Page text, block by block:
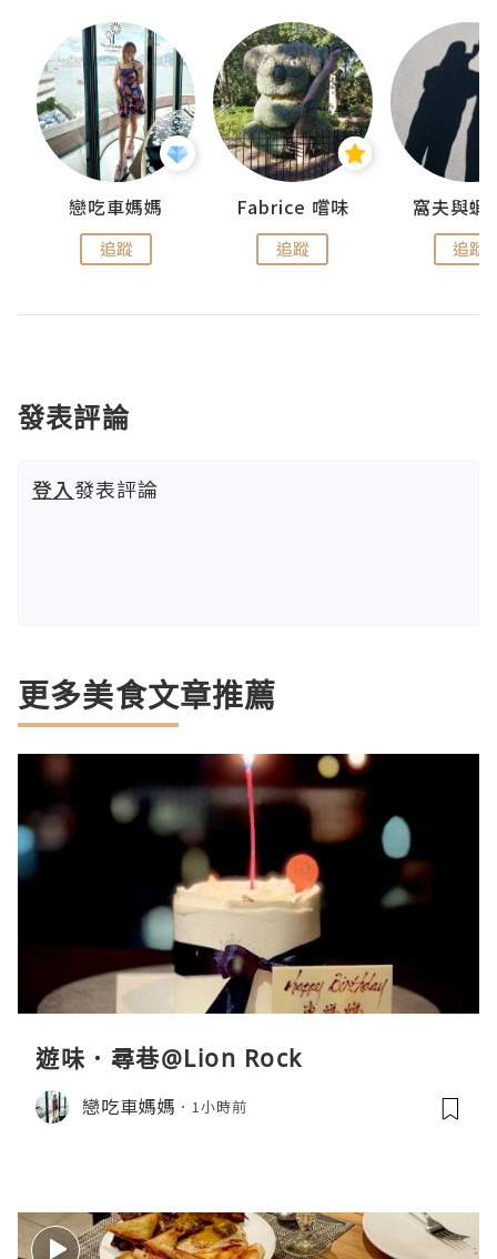
戀吃車媽媽
追蹤
Fabrice 嚐味
追蹤
窩夫與蝦
追蹤
發表評論
登入發表評論
更多美食文章推薦
遊味．尋巷@Lion Rock
戀吃車媽媽 1小時前